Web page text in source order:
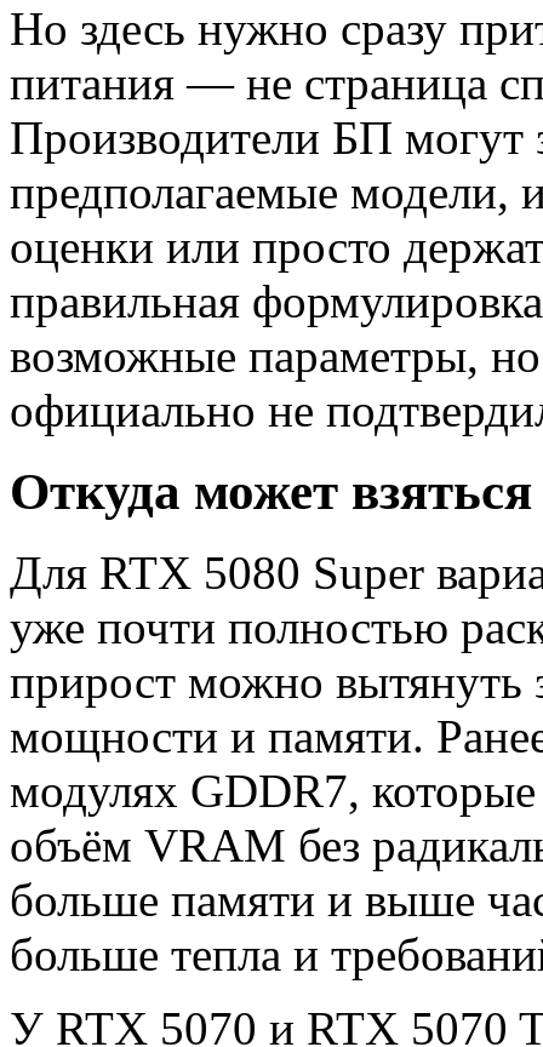
Но здесь нужно сразу
питания — не страница
Производители БП могут
предполагаемые модели,
оценки или просто
правильная
возможные параметры,
официально не
Откуда может
Для RTX 5080 Super
уже почти полностью
прирост можно вытянуть
мощности и памяти.
модулях GDDR7,
объём VRAM без
больше памяти и выше
больше тепла и
У RTX 5070 и RTX 5070